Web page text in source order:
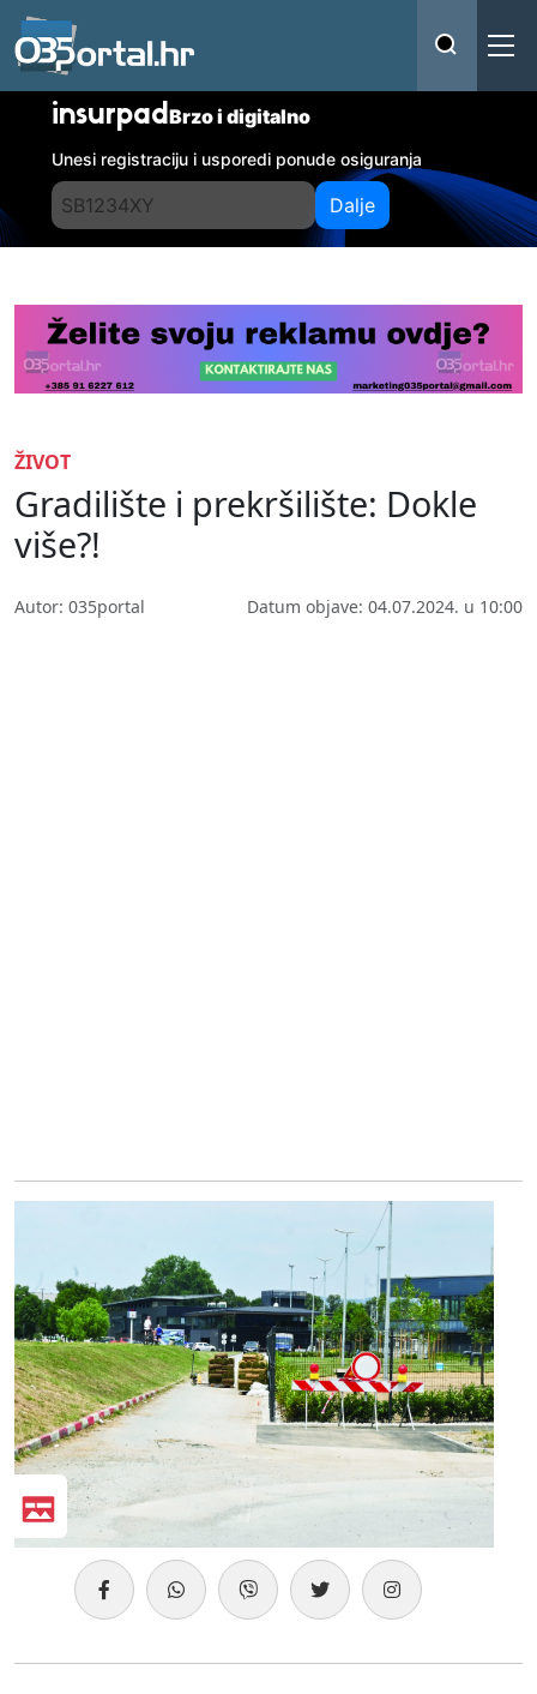
insurpadBrzo i digitalno
Unesi registraciju i usporedi ponude osiguranja
Dalje
ŽIVOT
Gradilište i prekršilište: Dokle
više?!
Autor: 035portal Datum objave: 04.07.2024. u 10:00